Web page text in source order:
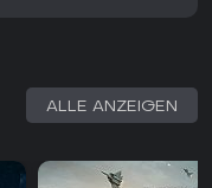
ALLE ANZEIGEN